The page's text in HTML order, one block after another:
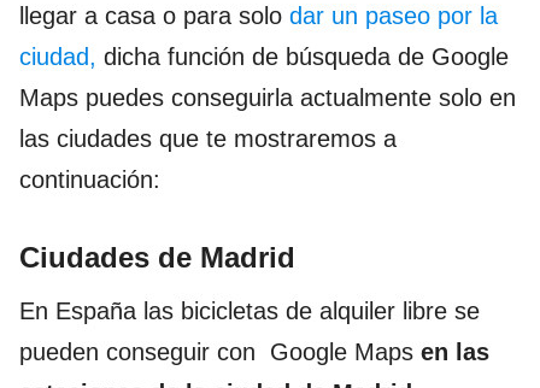
llegar a casa o para solo dar un paseo por la
ciudad, dicha función de búsqueda de Google
Maps puedes conseguirla actualmente solo en
las ciudades que te mostraremos a
continuación:
Ciudades de Madrid
En España las bicicletas de alquiler libre se
pueden conseguir con Google Maps en las